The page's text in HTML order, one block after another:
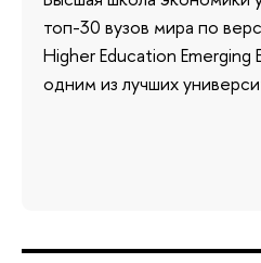
топ-30 вузов мира по
Higher Education Emerging
одним из лучших